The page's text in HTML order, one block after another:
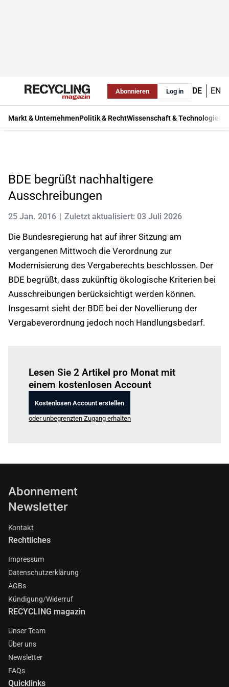
Abonnieren Log in DE EN
Markt & UnternehmenPolitik & RechtWissenschaft & Technologie
BDE begrüßt nachhaltigere
Ausschreibungen
25 Jan. 2016 Zuletzt aktualisiert: 03 Juli 2026
Die Bundesregierung hat auf ihrer Sitzung am
vergangenen Mittwoch die Verordnung zur
Modernisierung des Vergaberechts beschlossen. Der
BDE begrüßt, dass zukünftig ökologische Kriterien bei
Ausschreibungen berücksichtigt werden können.
Insgesamt sieht der BDE bei der Novellierung der
Vergabeverordnung jedoch noch Handlungsbedarf.
Lesen Sie 2 Artikel pro Monat mit
einem kostenlosen Account
Kostenlosen Account erstellen
oder unbegrenzten Zugang erhalten
Abonnement
Newsletter
Kontakt
Rechtliches
Impressum
Datenschutzerklärung
AGBs
Kündigung/Widerruf
RECYCLING magazin
Unser Team
Über uns
Newsletter
FAQs
Quicklinks